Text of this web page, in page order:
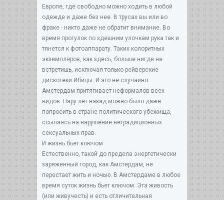
Европе, где свободно можно ходить в любой
одежде и даже без нее. В трусах вы или во
фраке - никто даже не обратит внимание. Во
время прогулок по здешним улочкам рука так и
тянется к фотоаппарату. Таких колоритных
экземпляров, как здесь, больше нигде не
встретишь, исключая только рейверские
дискотеки Ибицы. И это не случайно.
Амстердам притягивает неформалов всех
видов. Пару лет назад можно было даже
попросить в стране политического убежища,
ссылаясь на нарушение нетрадиционных
сексуальных прав.
И жизнь бьет ключом
Естественно, такой до предела энергетически
заряженный город, как Амстердам, не
перестает жить и ночью. В Амстердаме в любое
время суток жизнь бьет ключом. Эта живость
(или живучесть) и есть отличительная